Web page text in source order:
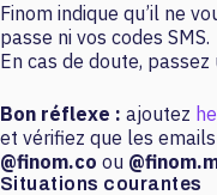
Finom indique qu’il ne
passe ni vos codes SMS.
En cas de doute,
Bon réflexe : ajoutez
et vérifiez que les
@finom.co ou
Situations courantes